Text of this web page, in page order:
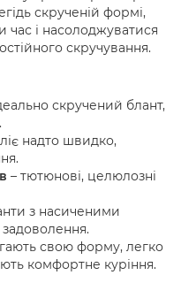
скрученій формі,
час і насолоджуватися
скручування.
скручений блант,
надто швидко,
– тютюнові, целюлозні
з насиченими
свою форму, легко
комфортне куріння.